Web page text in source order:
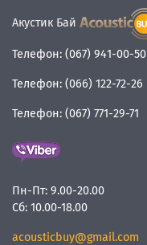
Акустик Бай
Телефон: (067) 941-00-50
Телефон: (066) 122-72-26
Телефон: (067) 771-29-71
Пн-Пт: 9.00-20.00
Сб: 10.00-18.00
acousticbuy@gmail.com